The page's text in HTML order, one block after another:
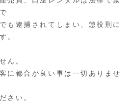
も逮捕されてしまい、懲役刑に
。
ん。
に都合が良い事は一切ありませ
さい。